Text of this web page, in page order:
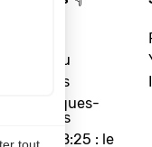
Le réseau
Les actus
Les Chèques-
Vacances
Départ 18:25 : le